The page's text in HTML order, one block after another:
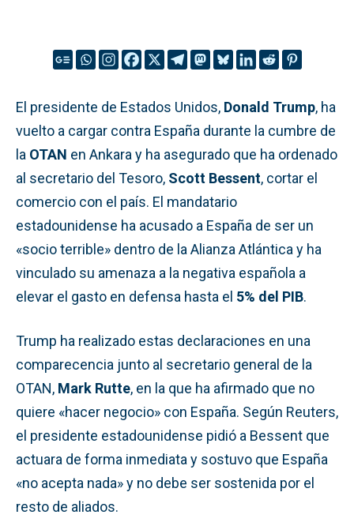
El presidente de Estados Unidos, Donald Trump, ha
vuelto a cargar contra España durante la cumbre de
la OTAN en Ankara y ha asegurado que ha ordenado
al secretario del Tesoro, Scott Bessent, cortar el
comercio con el país. El mandatario
estadounidense ha acusado a España de ser un
«socio terrible» dentro de la Alianza Atlántica y ha
vinculado su amenaza a la negativa española a
elevar el gasto en defensa hasta el 5% del PIB.
Trump ha realizado estas declaraciones en una
comparecencia junto al secretario general de la
OTAN, Mark Rutte, en la que ha afirmado que no
quiere «hacer negocio» con España. Según Reuters,
el presidente estadounidense pidió a Bessent que
actuara de forma inmediata y sostuvo que España
«no acepta nada» y no debe ser sostenida por el
resto de aliados.